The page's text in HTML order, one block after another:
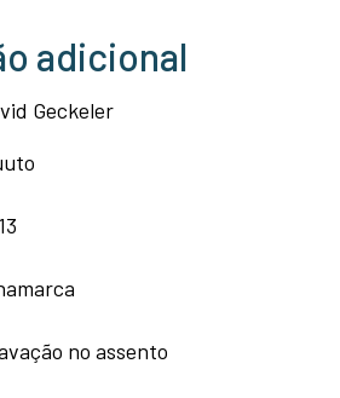
adicional
Geckeler
no assento